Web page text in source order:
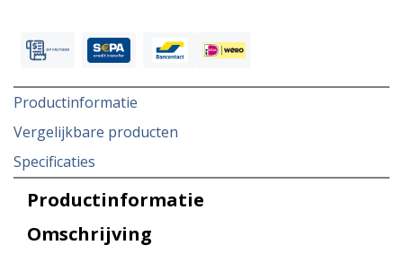
Productinformatie
Vergelijkbare producten
Specificaties
Productinformatie
Omschrijving